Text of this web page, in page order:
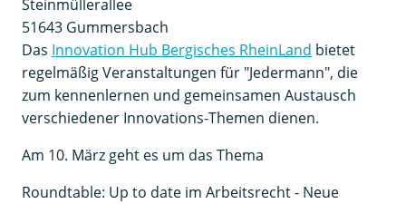
Steinmüllerallee
51643 Gummersbach
Das Innovation Hub Bergisches RheinLand bietet
regelmäßig Veranstaltungen für "Jedermann", die
zum kennenlernen und gemeinsamen Austausch
verschiedener Innovations-Themen dienen.
Am 10. März geht es um das Thema
Roundtable: Up to date im Arbeitsrecht - Neue